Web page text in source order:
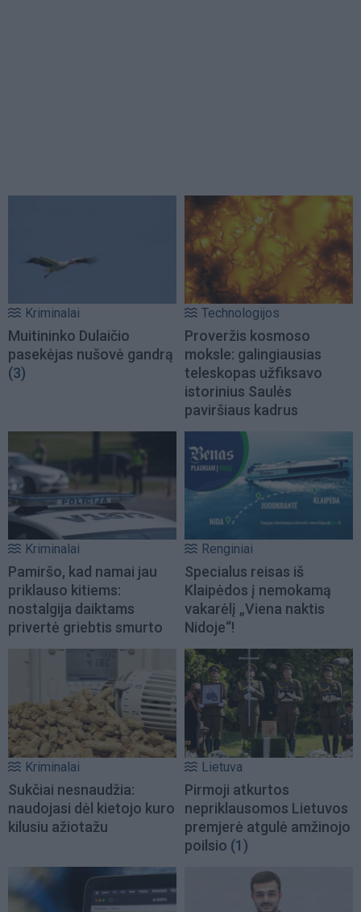
Kriminalai
Muitininko Dulaičio
pasekėjas nušovė gandrą
(3)
Technologijos
Proveržis kosmoso
moksle: galingiausias
teleskopas užfiksavo
istorinius Saulės
paviršiaus kadrus
Kriminalai
Pamiršo, kad namai jau
priklauso kitiems:
nostalgija daiktams
privertė griebtis smurto
Renginiai
Specialus reisas iš
Klaipėdos į nemokamą
vakarėlį „Viena naktis
Nidoje“!
Kriminalai
Sukčiai nesnaudžia:
naudojasi dėl kietojo kuro
kilusiu ažiotažu
Lietuva
Pirmoji atkurtos
nepriklausomos Lietuvos
premjerė atgulė amžinojo
poilsio (1)